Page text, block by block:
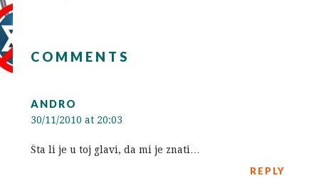
COMMENTS
ANDRO
30/11/2010 at 20:03
Šta li je u toj glavi, da mi je znati…
REPLY